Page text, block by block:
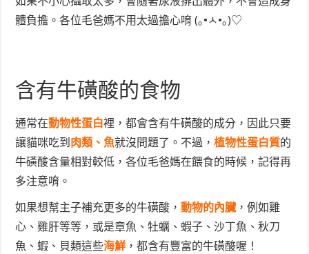
體負擔。各位毛爸媽不用太過擔心唷 (｡•ㅅ•｡)♡
含有牛磺酸的食物
通常在動物性蛋白裡，都會含有牛磺酸的成分，因此只要
讓貓咪吃到 肉類、魚就沒問題了。不過，植物性蛋白質的
牛磺酸含量相對較低，各位毛爸媽在餵食的時候，記得再
多注意唷。
如果想幫主子補充更多的牛磺酸，動物的內臟，例如雞
心、雞肝等等，或是章魚、牡蠣、蝦子、沙丁魚、秋刀
魚、蝦、貝類這些海鮮 ，都含有豐富的牛磺酸喔！